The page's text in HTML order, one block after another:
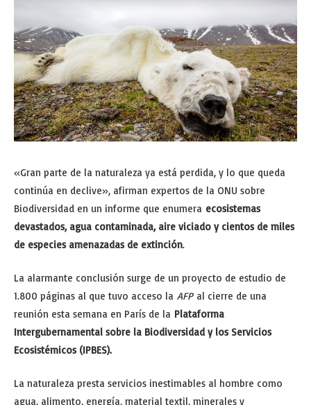
«Gran parte de la naturaleza ya está perdida, y lo que queda
continúa en declive», afirman expertos de la ONU sobre
Biodiversidad en un informe que enumera ecosistemas
devastados, agua contaminada, aire viciado y cientos de miles
de especies amenazadas de extinción.
La alarmante conclusión surge de un proyecto de estudio de
1.800 páginas al que tuvo acceso la AFPal cierre de una
reunión esta semana en París de la Plataforma
Intergubernamental sobre la Biodiversidad y los Servicios
Ecosistémicos (IPBES).
La naturaleza presta servicios inestimables al hombre como
agua, alimento, energía, material textil, minerales y